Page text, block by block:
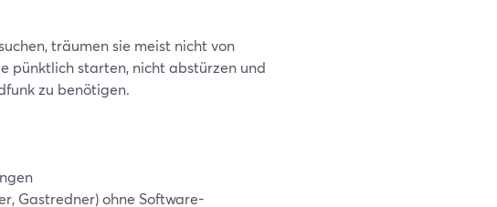
träumen sie meist nicht von
pünktlich starten, nicht abstürzen und
zu benötigen.
Gastredner) ohne Software-